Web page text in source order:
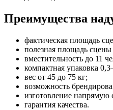
Преимущества
фактическая площадь
полезная площадь сцены
вместительность до 11
компактная упаковка
вес от 45 до 75 кг;
возможность
изготовление напрямую
гарантия качества.